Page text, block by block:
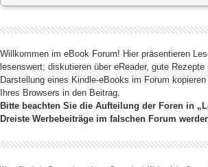
Willkommen im eBook Forum! Hier präsentieren
lesenswert; diskutieren über eReader, gute
Darstellung eines Kindle-eBooks im Forum
Ihres Browsers in den Beitrag.
Bitte beachten Sie die Aufteilung der Foren in
Dreiste Werbebeiträge im falschen Forum